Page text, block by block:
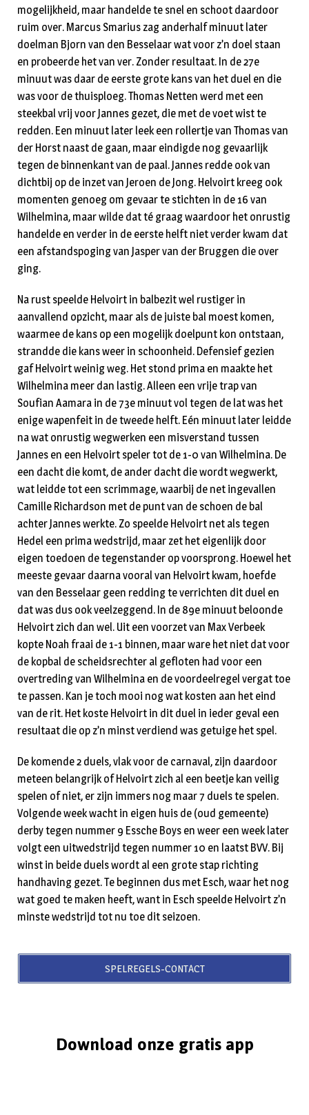
mogelijkheid, maar handelde te snel en schoot daardoor
ruim over. Marcus Smarius zag anderhalf minuut later
doelman Bjorn van den Besselaar wat voor z’n doel staan
en probeerde het van ver. Zonder resultaat. In de 27e
minuut was daar de eerste grote kans van het duel en die
was voor de thuisploeg. Thomas Netten werd met een
steekbal vrij voor Jannes gezet, die met de voet wist te
redden. Een minuut later leek een rollertje van Thomas van
der Horst naast de gaan, maar eindigde nog gevaarlijk
tegen de binnenkant van de paal. Jannes redde ook van
dichtbij op de inzet van Jeroen de Jong. Helvoirt kreeg ook
momenten genoeg om gevaar te stichten in de 16 van
Wilhelmina, maar wilde dat té graag waardoor het onrustig
handelde en verder in de eerste helft niet verder kwam dat
een afstandspoging van Jasper van der Bruggen die over
ging.
Na rust speelde Helvoirt in balbezit wel rustiger in
aanvallend opzicht, maar als de juiste bal moest komen,
waarmee de kans op een mogelijk doelpunt kon ontstaan,
strandde die kans weer in schoonheid. Defensief gezien
gaf Helvoirt weinig weg. Het stond prima en maakte het
Wilhelmina meer dan lastig. Alleen een vrije trap van
Soufian Aamara in de 73e minuut vol tegen de lat was het
enige wapenfeit in de tweede helft. Eén minuut later leidde
na wat onrustig wegwerken een misverstand tussen
Jannes en een Helvoirt speler tot de 1-0 van Wilhelmina. De
een dacht die komt, de ander dacht die wordt wegwerkt,
wat leidde tot een scrimmage, waarbij de net ingevallen
Camille Richardson met de punt van de schoen de bal
achter Jannes werkte. Zo speelde Helvoirt net als tegen
Hedel een prima wedstrijd, maar zet het eigenlijk door
eigen toedoen de tegenstander op voorsprong. Hoewel het
meeste gevaar daarna vooral van Helvoirt kwam, hoefde
van den Besselaar geen redding te verrichten dit duel en
dat was dus ook veelzeggend. In de 89e minuut beloonde
Helvoirt zich dan wel. Uit een voorzet van Max Verbeek
kopte Noah fraai de 1-1 binnen, maar ware het niet dat voor
de kopbal de scheidsrechter al gefloten had voor een
overtreding van Wilhelmina en de voordeelregel vergat toe
te passen. Kan je toch mooi nog wat kosten aan het eind
van de rit. Het koste Helvoirt in dit duel in ieder geval een
resultaat die op z’n minst verdiend was getuige het spel.
De komende 2 duels, vlak voor de carnaval, zijn daardoor
meteen belangrijk of Helvoirt zich al een beetje kan veilig
spelen of niet, er zijn immers nog maar 7 duels te spelen.
Volgende week wacht in eigen huis de (oud gemeente)
derby tegen nummer 9 Essche Boys en weer een week later
volgt een uitwedstrijd tegen nummer 10 en laatst BVV. Bij
winst in beide duels wordt al een grote stap richting
handhaving gezet. Te beginnen dus met Esch, waar het nog
wat goed te maken heeft, want in Esch speelde Helvoirt z’n
minste wedstrijd tot nu toe dit seizoen.
SPELREGELS-CONTACT
Download onze gratis app